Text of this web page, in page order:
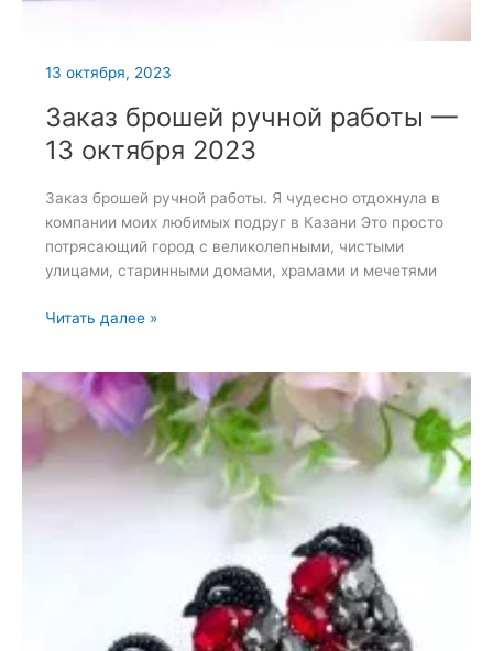
13 октября, 2023
Заказ брошей ручной работы —
13 октября 2023
Заказ брошей ручной работы. Я чудесно отдохнула в
компании моих любимых подруг в Казани Это просто
потрясающий город с великолепными, чистыми
улицами, старинными домами, храмами и мечетями
Заказ
работы
октября
Читать далее »